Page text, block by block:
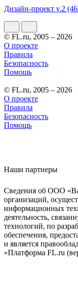
Дизайн-проект v.2
© FL.ru, 2005 – 2026
О проекте
Правила
Безопасность
Помощь
© FL.ru, 2005 – 2026
О проекте
Правила
Безопасность
Помощь
Наши партнеры
Сведения об ООО
организаций,
информационных
деятельность,
технологий, по
обеспечения,
и является
«Платформа FL.ru